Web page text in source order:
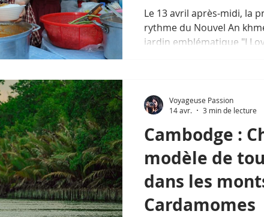
Le 13 avril après-midi, la
rythme du Nouvel An
jardin emblématique "I
Cambodge :
modèle de
dans les
Cardamomes
Voyageuse Passion
14 avr.
3 min de lecture